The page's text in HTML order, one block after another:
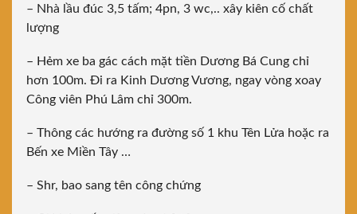
– Nhà lầu đúc 3,5 tấm; 4pn, 3 wc,.. xây kiên cố chất
lượng
– Hẻm xe ba gác cách mặt tiền Dương Bá Cung chỉ
hơn 100m. Đi ra Kinh Dương Vương, ngay vòng xoay
Công viên Phú Lâm chỉ 300m.
– Thông các hướng ra đường số 1 khu Tên Lửa hoặc ra
Bến xe Miền Tây …
– Shr, bao sang tên công chứng